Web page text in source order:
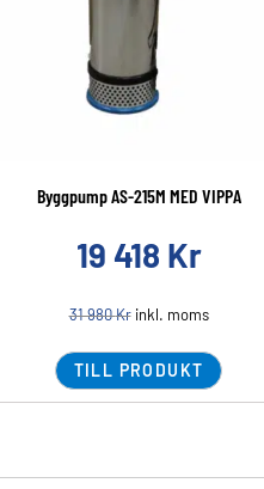
Byggpump AS-215M MED VIPPA
19 418 Kr
31 980Krinkl. moms
TILL PRODUKT